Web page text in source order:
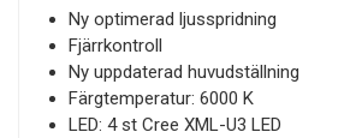
Ny optimerad ljusspridning
Fjärrkontroll
Ny uppdaterad huvudställning
Färgtemperatur: 6000 K
LED: 4 st Cree XML-U3 LED